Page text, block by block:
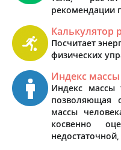
рекомендации
Калькулятор
Посчитает
физических
Индекс массы
Индекс
позволяющая
массы
косвенно